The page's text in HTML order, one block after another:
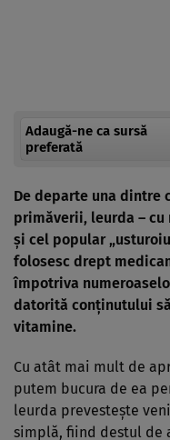
Adaugă-ne ca sursă
preferată
De departe una dintre
primăverii, leurda –
și cel popular
folosesc drept
împotriva
datorită conținutului
vitamine.
Cu atât mai mult de
putem bucura de ea
leurda prevestește
simplă, fiind destul de